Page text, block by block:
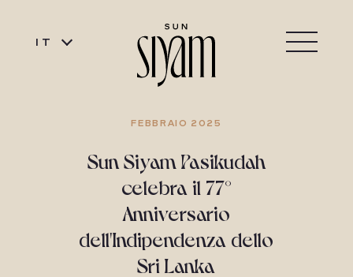
IT
FEBBRAIO 2025
Sun Siyam Pasikudah
celebra il 77°
Anniversario
dell'Indipendenza dello
Sri Lanka